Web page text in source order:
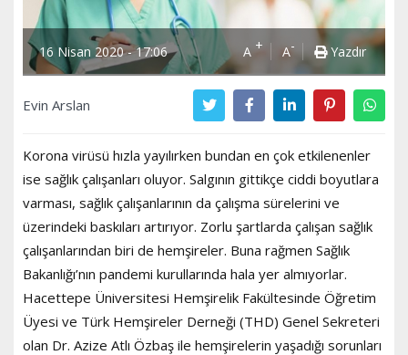
16 Nisan 2020 - 17:06 A + A- Yazdır
Evin Arslan
Korona virüsü hızla yayılırken bundan en çok etkilenenler
ise sağlık çalışanları oluyor. Salgının gittikçe ciddi boyutlara
varması, sağlık çalışanlarının da çalışma sürelerini ve
üzerindeki baskıları artırıyor. Zorlu şartlarda çalışan sağlık
çalışanlarından biri de hemşireler. Buna rağmen Sağlık
Bakanlığı’nın pandemi kurullarında hala yer almıyorlar.
Hacettepe Üniversitesi Hemşirelik Fakültesinde Öğretim
Üyesi ve Türk Hemşireler Derneği (THD) Genel Sekreteri
olan Dr. Azize Atlı Özbaş ile hemşirelerin yaşadığı sorunları